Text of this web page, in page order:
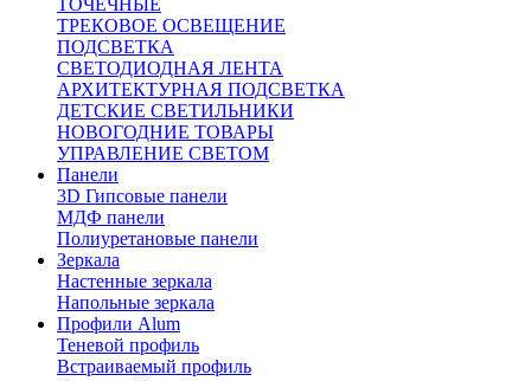
ТОЧЕЧНЫЕ
ТРЕКОВОЕ ОСВЕЩЕНИЕ
ПОДСВЕТКА
СВЕТОДИОДНАЯ ЛЕНТА
АРХИТЕКТУРНАЯ ПОДСВЕТКА
ДЕТСКИЕ СВЕТИЛЬНИКИ
НОВОГОДНИЕ ТОВАРЫ
УПРАВЛЕНИЕ СВЕТОМ
Панели
3D Гипсовые панели
МДФ панели
Полиуретановые панели
Зеркала
Настенные зеркала
Напольные зеркала
Профили Alum
Теневой профиль
Встраиваемый профиль